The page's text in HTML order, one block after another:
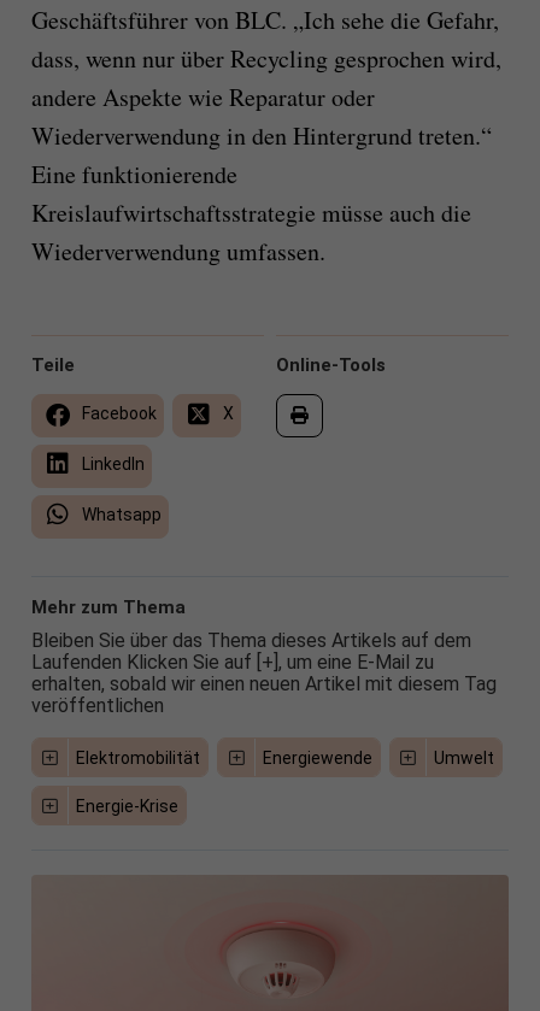
Geschäftsführer von BLC. „Ich sehe die Gefahr,
dass, wenn nur über Recycling gesprochen wird,
andere Aspekte wie Reparatur oder
Wiederverwendung in den Hintergrund treten.“
Eine funktionierende
Kreislaufwirtschaftsstrategie müsse auch die
Wiederverwendung umfassen.
Online-Tools
Teile
Facebook X
LinkedIn
Whatsapp
Mehr zum Thema
Bleiben Sie über das Thema dieses Artikels auf dem
Laufenden Klicken Sie auf [+], um eine E-Mail zu
erhalten, sobald wir einen neuen Artikel mit diesem Tag
veröffentlichen
Elektromobilität Energiewende Umwelt
Energie-Krise